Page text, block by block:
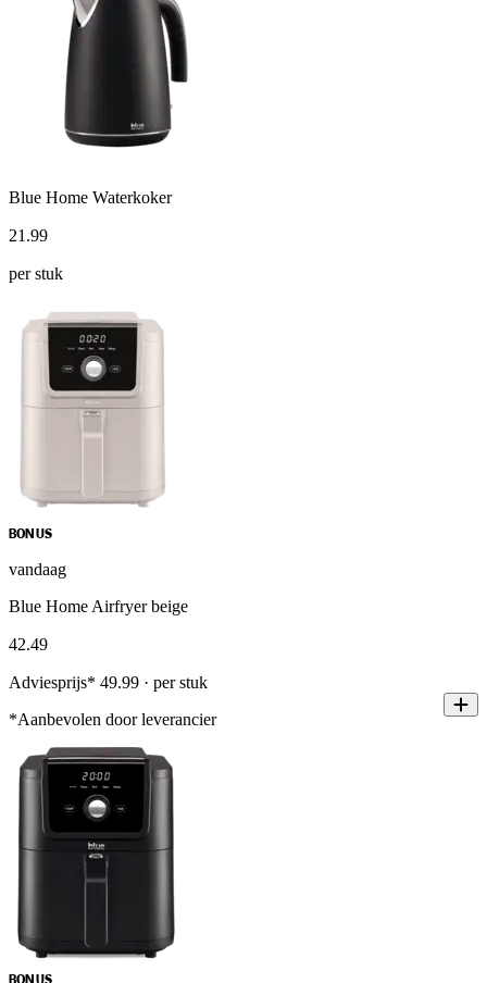
Blue Home Waterkoker
21 .99
per stuk
BONUS
vandaag
Blue Home Airfryer beige
42.49
Adviesprijs* 49.99 · per stuk
*Aanbevolen door leverancier
BONUS